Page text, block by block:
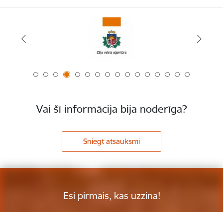
Vai šī informācija bija noderīga?
Sniegt atsauksmi
Esi pirmais, kas uzzina!